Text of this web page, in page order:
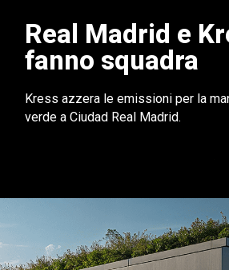
Real Madrid e
fanno squadra
Kress azzera le emissioni per la
verde a Ciudad Real Madrid.